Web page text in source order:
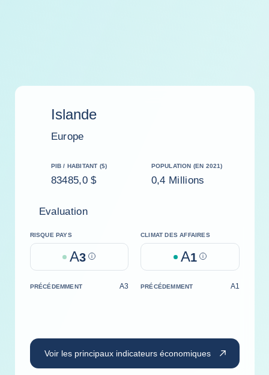
Islande
Europe
PIB / HABITANT ($)
83485,0 $
POPULATION (EN 2021)
0,4 Millions
Evaluation
RISQUE PAYS
A3 Help
CLIMAT DES AFFAIRES
A1 Help
PRÉCÉDEMMENT A3 PRÉCÉDEMMENT A1
Voir les principaux indicateurs économiques